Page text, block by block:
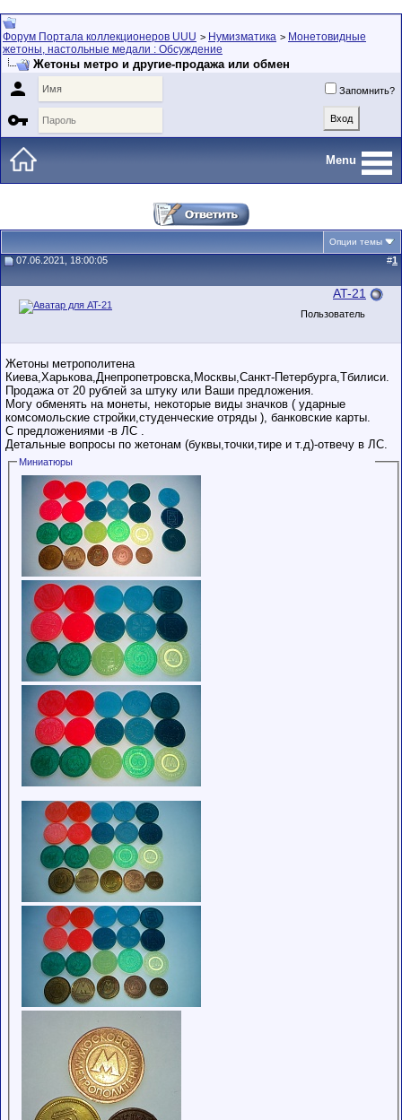
Форум Портала коллекционеров UUU > Нумизматика > Монетовидные
жетоны, настольные медали : Обсуждение
Жетоны метро и другие-продажа или обмен
 Запомнить?

Menu
Опции темы
07.06.2021, 18:00:05 #1
AT-21
Пользователь
Жетоны метрополитена
Киева,Харькова,Днепропетровска,Москвы,Санкт-Петербурга,Тбилиси.
Продажа от 20 рублей за штуку или Ваши предложения.
Могу обменять на монеты, некоторые виды значков ( ударные
комсомольские стройки,студенческие отряды ), банковские карты.
С предложениями -в ЛС .
Детальные вопросы по жетонам (буквы,точки,тире и т.д)-отвечу в ЛС.
Миниатюры